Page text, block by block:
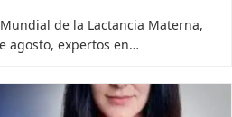
de la Lactancia Materna,
agosto, expertos en…